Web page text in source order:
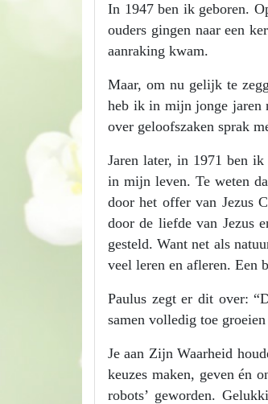
In 1947 ben ik geboren.
ouders gingen naar een
aanraking kwam.
Maar, om nu gelijk te
heb ik in mijn jonge jaren
over geloofszaken sprak
Jaren later, in 1971 ben
in mijn leven. Te weten
door het offer van Jezus
door de liefde van Jezus
gesteld. Want net als
veel leren en afleren. Een
Paulus zegt er dit over:
samen volledig toe
Je aan Zijn Waarheid
keuzes maken, geven én
robots’ geworden.